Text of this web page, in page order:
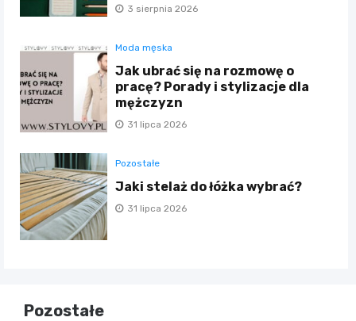
3 sierpnia 2026
Moda męska
Jak ubrać się na rozmowę o
pracę? Porady i stylizacje dla
mężczyzn
31 lipca 2026
Pozostałe
Jaki stelaż do łóżka wybrać?
31 lipca 2026
Pozostałe